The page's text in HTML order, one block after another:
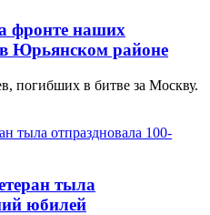
фронте наших
Юрьянском районе
погибших в битве за Москву.
тыла
юбилей